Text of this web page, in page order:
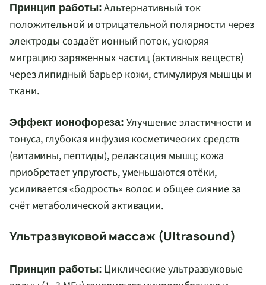
Принцип работы: Альтернативный ток
положительной и отрицательной полярности через
электроды создаёт ионный поток, ускоряя
миграцию заряженных частиц (активных веществ)
через липидный барьер кожи, стимулируя мышцы и
ткани.
Эффект ионофореза: Улучшение эластичности и
тонуса, глубокая инфузия косметических средств
(витамины, пептиды), релаксация мышц; кожа
приобретает упругость, уменьшаются отёки,
усиливается «бодрость» волос и общее сияние за
счёт метаболической активации.
Ультразвуковой массаж (Ultrasound)
Принцип работы: Циклические ультразвуковые